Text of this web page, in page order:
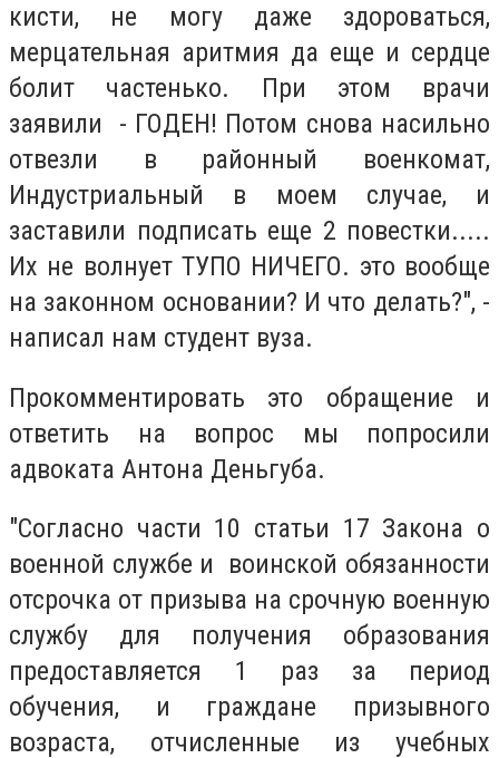
кисти, не могу даже здороваться,
мерцательная аритмия да еще и сердце
болит частенько. При этом врачи
заявили - ГОДЕН! Потом снова насильно
отвезли в районный военкомат,
Индустриальный в моем случае, и
заставили подписать еще 2 повестки.....
Их не волнует ТУПО НИЧЕГО. это вообще
на законном основании? И что делать?", -
написал нам студент вуза.
Прокомментировать это обращение и
ответить на вопрос мы попросили
адвоката Антона Деньгуба.
"Согласно части 10 статьи 17 Закона о
военной службе и воинской обязанности
отсрочка от призыва на срочную военную
службу для получения образования
предоставляется 1 раз за период
обучения, и граждане призывного
возраста, отчисленные из учебных